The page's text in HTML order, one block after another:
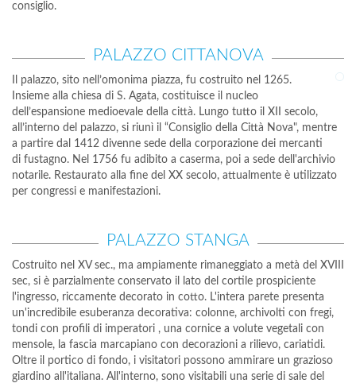
consiglio.
PALAZZO CITTANOVA
Il palazzo, sito nell’omonima piazza, fu costruito nel 1265.
Insieme alla chiesa di S. Agata, costituisce il nucleo
dell’espansione medioevale della città. Lungo tutto il XII secolo,
all’interno del palazzo, si riunì il “Consiglio della Città Nova", mentre
a partire dal 1412 divenne sede della corporazione dei mercanti
di fustagno. Nel 1756 fu adibito a caserma, poi a sede dell'archivio
notarile. Restaurato alla fine del XX secolo, attualmente è utilizzato
per congressi e manifestazioni.
PALAZZO STANGA
Costruito nel XV sec., ma ampiamente rimaneggiato a metà del XVIII
sec, si è parzialmente conservato il lato del cortile prospiciente
l'ingresso, riccamente decorato in cotto. L'intera parete presenta
un'incredibile esuberanza decorativa: colonne, archivolti con fregi,
tondi con profili di imperatori , una cornice a volute vegetali con
mensole, la fascia marcapiano con decorazioni a rilievo, cariatidi.
Oltre il portico di fondo, i visitatori possono ammirare un grazioso
giardino all'italiana. All'interno, sono visitabili una serie di sale del